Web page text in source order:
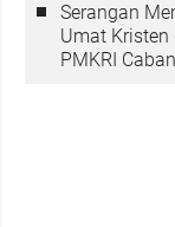
Serangan
Umat Kristen
PMKRI